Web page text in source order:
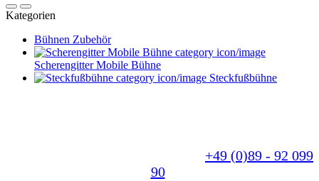
Kategorien
Bühnen Zubehör
Scherengitter Mobile Bühne
Steckfußbühne
+49 (0)89 - 92 099
90.